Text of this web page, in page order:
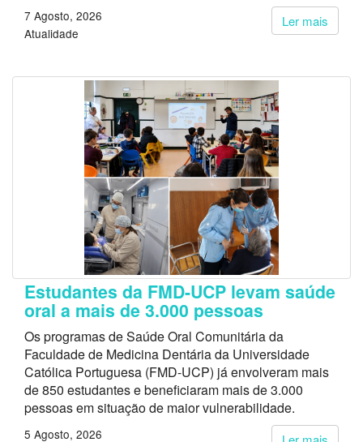
Ler mais
7 Agosto, 2026
Atualidade
Estudantes da FMD-UCP levam saúde
oral a mais de 3.000 pessoas
Os programas de Saúde Oral Comunitária da
Faculdade de Medicina Dentária da Universidade
Católica Portuguesa (FMD-UCP) já envolveram mais
de 850 estudantes e beneficiaram mais de 3.000
pessoas em situação de maior vulnerabilidade.
5 Agosto, 2026